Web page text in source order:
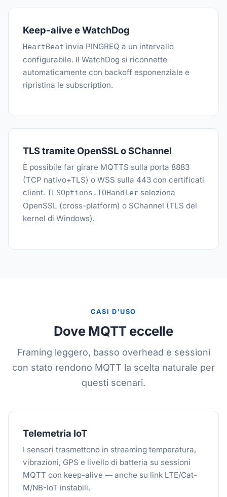
Keep-alive e WatchDog
HeartBeat invia PINGREQ a un intervallo
configurabile. Il WatchDog si riconnette
automaticamente con backoff esponenziale e
ripristina le subscription.
TLS tramite OpenSSL o SChannel
È possibile far girare MQTTS sulla porta 8883
(TCP nativo+TLS) o WSS sulla 443 con certificati
client. TLSOptions.IOHandler seleziona
OpenSSL (cross-platform) o SChannel (TLS del
kernel di Windows).
CASI D'USO
Dove MQTT eccelle
Framing leggero, basso overhead e sessioni
con stato rendono MQTT la scelta naturale per
questi scenari.
Telemetria IoT
I sensori trasmettono in streaming temperatura,
vibrazioni, GPS e livello di batteria su sessioni
MQTT con keep-alive — anche su link LTE/Cat-
M/NB-IoT instabili.